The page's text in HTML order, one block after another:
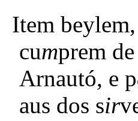
Item
cumprem
Arnautó, e p
aus dos sir